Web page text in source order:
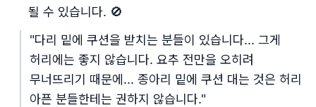
될 수 있습니다. 🚫
"다리 밑에 쿠션을 받치는 분들이 있습니다... 그게
허리에는 좋지 않습니다. 요추 전만을 오히려
무너뜨리기 때문에... 종아리 밑에 쿠션 대는 것은 허리
아픈 분들한테는 권하지 않습니다."